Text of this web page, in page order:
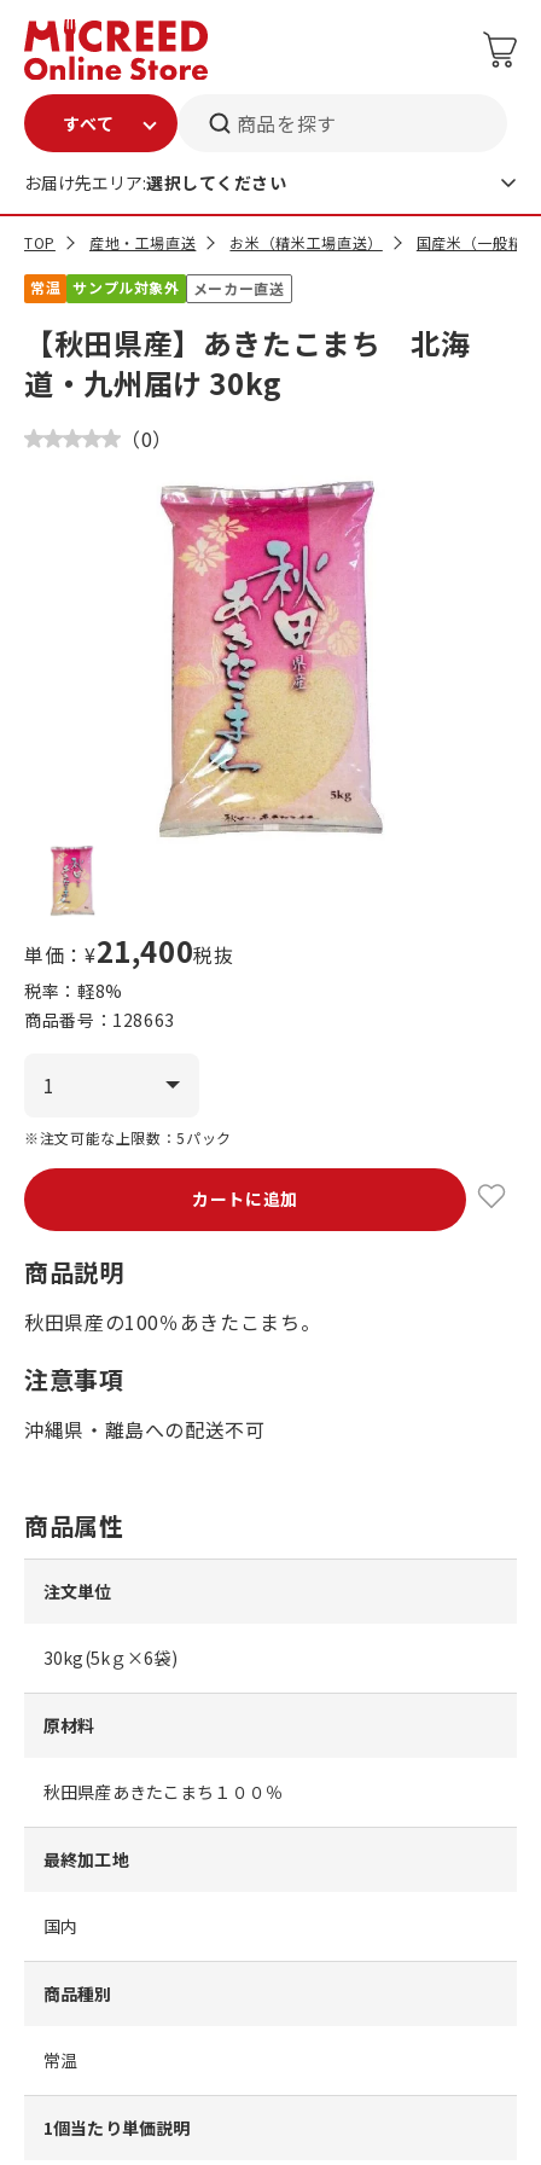
商品を探す
お届け先エリア:選択してください
TOP 産地・工場直送 お米（精米工場直送） 国産米（一般精
常温 サンプル対象外 メーカー直送
【秋田県産】あきたこまち 北海
道・九州届け 30kg
（0）
単価：¥21,400税抜
税率：軽8%
商品番号： 128663
※注文可能な上限数：5パック
カートに追加
商品説明
秋田県産の100％あきたこまち。
注意事項
沖縄県・離島への配送不可
商品属性
注文単位
30kg(5kｇ×6袋)
原材料
秋田県産あきたこまち１００％
最終加工地
国内
商品種別
常温
1個当たり単価説明